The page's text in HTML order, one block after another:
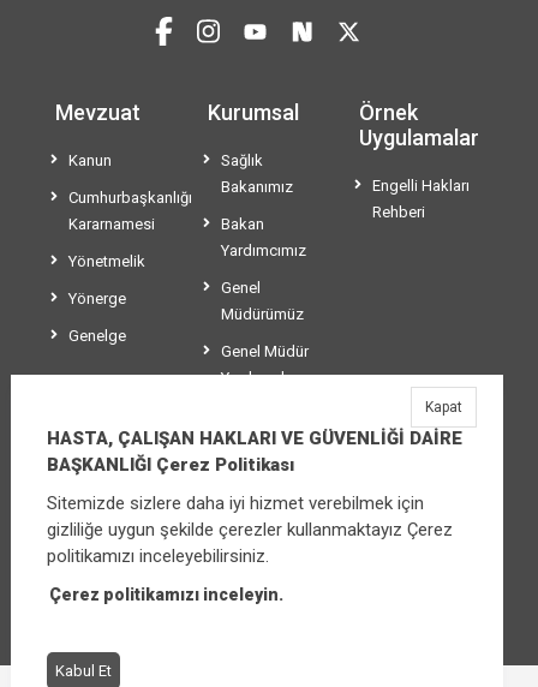
Mevzuat
Kanun
Cumhurbaşkanlığı
Kararnamesi
Yönetmelik
Yönerge
Genelge
Kurumsal
Sağlık
Bakanımız
Bakan
Yardımcımız
Genel
Müdürümüz
Genel Müdür
Yardımcılarımız
Örnek
Uygulamalar
Engelli Hakları
Rehberi
HASTA, ÇALIŞAN HAKLARI VE GÜVENLİĞİ
DAİRE BAŞKANLIĞI
Üniversiteler Mahallesi Şehit Mehmet Bayraktar
Caddesi No:3 Çankaya/Ankara
HASTA, ÇALIŞAN HAKLARI VE GÜVENLİĞİ DAİRE
BAŞKANLIĞI Çerez Politikası
Sitemizde sizlere daha iyi hizmet verebilmek için
gizliliğe uygun şekilde çerezler kullanmaktayız Çerez
politikamızı inceleyebilirsiniz.
Çerez politikamızı inceleyin.
Kabul Et
Kapat